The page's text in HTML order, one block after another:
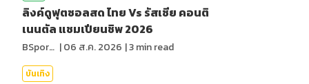
ลิงค์ดูฟุตซอลสด ไทย Vs รัสเซีย คอนติ
เนนตัล แชมเปียนชิพ 2026
BSports8 |06 ส.ค. 2026 |3min read
บันเทิง